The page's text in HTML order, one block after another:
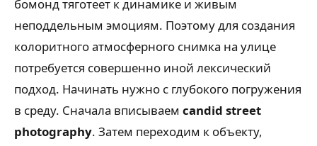
бомонд тяготеет к динамике и живым
неподдельным эмоциям. Поэтому для создания
колоритного атмосферного снимка на улице
потребуется совершенно иной лексический
подход. Начинать нужно с глубокого погружения
в среду. Сначала вписываем candid street
photography. Затем переходим к объекту,